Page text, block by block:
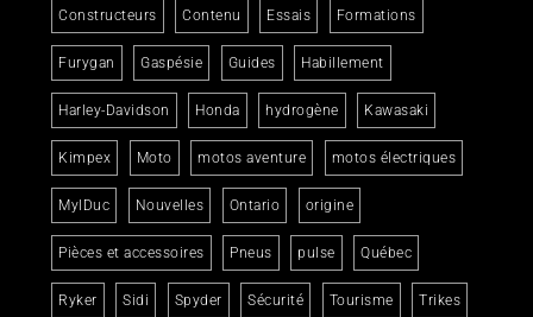
Constructeurs Contenu Essais Formations
Furygan Gaspésie Guides Habillement
Harley-Davidson Honda hydrogène Kawasaki
Kimpex Moto motos aventure motos électriques
MylDuc Nouvelles Ontario origine
Pièces et accessoires Pneus pulse Québec
Ryker Sidi Spyder Sécurité Tourisme Trikes